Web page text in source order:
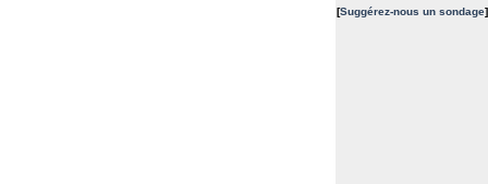
[Suggérez-nous un sondage]